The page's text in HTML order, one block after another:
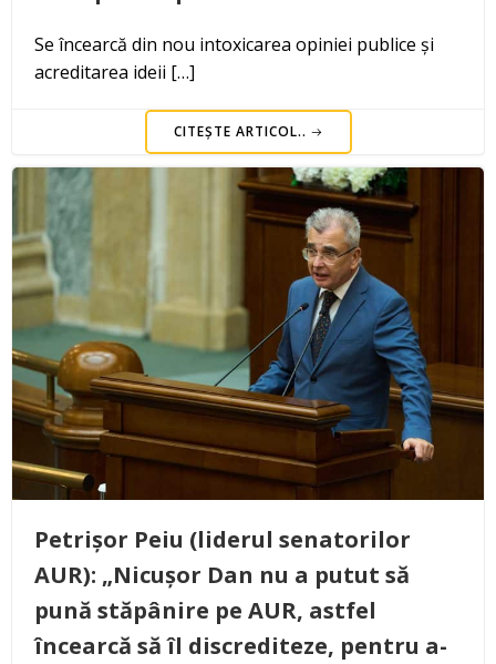
Se încearcă din nou intoxicarea opiniei publice și
acreditarea ideii […]
CITEȘTE ARTICOL..
Petrișor Peiu (liderul senatorilor
AUR): „Nicușor Dan nu a putut să
pună stăpânire pe AUR, astfel
încearcă să îl discrediteze, pentru a-